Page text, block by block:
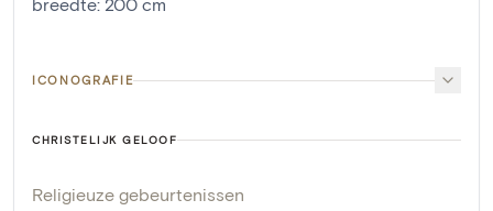
ICONOGRAFIE
CHRISTELIJK GELOOF
Religieuze gebeurtenissen